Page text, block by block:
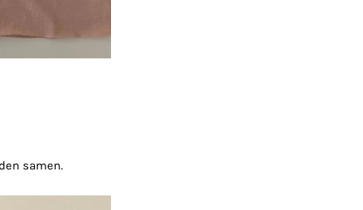
samen.